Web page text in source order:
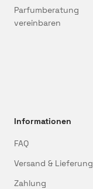
Parfumberatung
vereinbaren
Informationen
FAQ
Versand & Lieferung
Zahlung